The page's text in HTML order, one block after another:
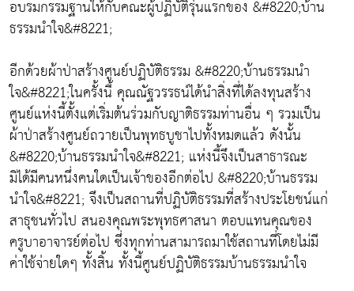
อบรมกรรมฐานให้กับคณะผู้ปฏิบัติรุ่นแรกของ &#8220;บ้าน
ธรรมนำใจ&#8221;
อีกด้วยผ้าป่าสร้างศูนย์ปฏิบัติธรรม &#8220;บ้านธรรมนำ
ใจ&#8221;ในครั้งนี้ คุณณัฐวรรธน์ได้นำสิ่งที่ได้ลงทุนสร้าง
ศูนย์แห่งนี้ตั้งแต่เริ่มต้นร่วมกับญาติธรรมท่านอื่น ๆ รวมเป็น
ผ้าป่าสร้างศูนย์ถวายเป็นพุทธบูชาไปทั้งหมดแล้ว ดังนั้น
&#8220;บ้านธรรมนำใจ&#8221; แห่งนี้จึงเป็นสาธารณะ
มิได้มีคนหนึ่งคนใดเป็นเจ้าของอีกต่อไป &#8220;บ้านธรรม
นำใจ&#8221; จึงเป็นสถานที่ปฏิบัติธรรมที่สร้างประโยชน์แก่
สาธุชนทั่วไป สนองคุณพระพุทธศาสนา ตอบแทนคุณของ
ครูบาอาจารย์ต่อไป ซึ่งทุกท่านสามารถมาใช้สถานที่โดยไม่มี
ค่าใช้จ่ายใดๆ ทั้งสิ้น ทั้งนี้ศูนย์ปฏิบัติธรรมบ้านธรรมนำใจ